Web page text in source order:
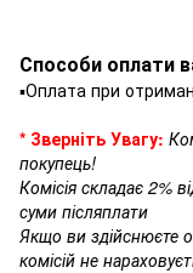
Способи оплати
▪️Оплата при
* Зверніть Увагу:
покупець!
Комісія складає 2%
суми післяплати
Якщо ви здійснюєте
комісій не